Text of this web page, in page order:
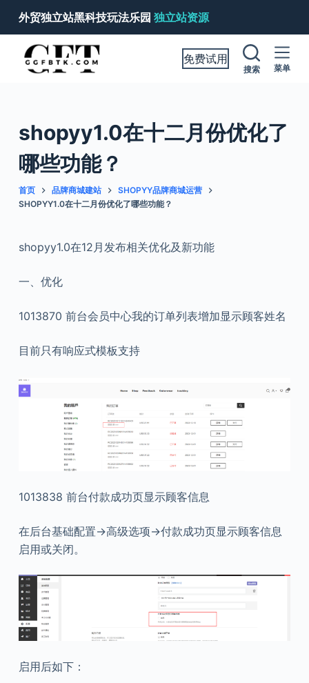
跳
过
内
外贸独立站黑科技玩法乐园 独立站资源
免费试用
搜索 菜单
shopyy1.0在十二月份优化了
哪些功能？
首页 品牌商城建站
SHOPYY品牌商城运营
SHOPYY1.0在十二月份优化了哪些功能？
shopyy1.0在12月发布相关优化及新功能
一、 优化
1013870 前台会员中心我的订单列表增加显示顾客姓名
目前只有响应式模板支持
1013838 前台付款成功页显示顾客信息
在后台基础配置->高级选项->付款成功页显示顾客信息
启用或关闭。
启用后如下：